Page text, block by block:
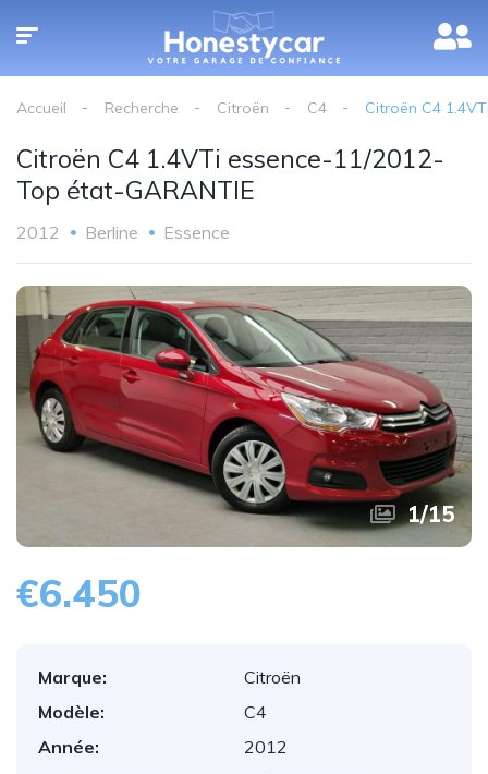
Accueil Recherche Citroën C4 Citroën C4
Citroën C4 1.4VTi essence-11/2012-
Top état-GARANTIE
2012 Berline Essence
1/15
€6.450
Marque:
Citroën
Modèle:
C4
Année:
2012